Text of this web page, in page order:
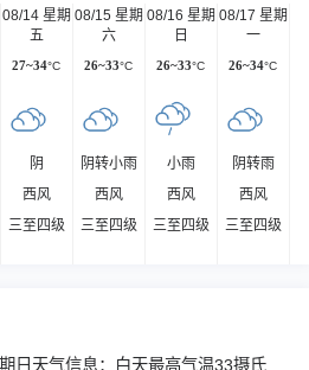
08/14 星期
五
27~34°C
阴
西风
三至四级
08/15 星期
六
26~33°C
阴转小雨
西风
三至四级
08/16 星期
日
26~33°C
小雨
西风
三至四级
08/17 星期
一
26~34°C
阴转雨
西风
三至四级
日天气信息：白天最高气温33摄氏